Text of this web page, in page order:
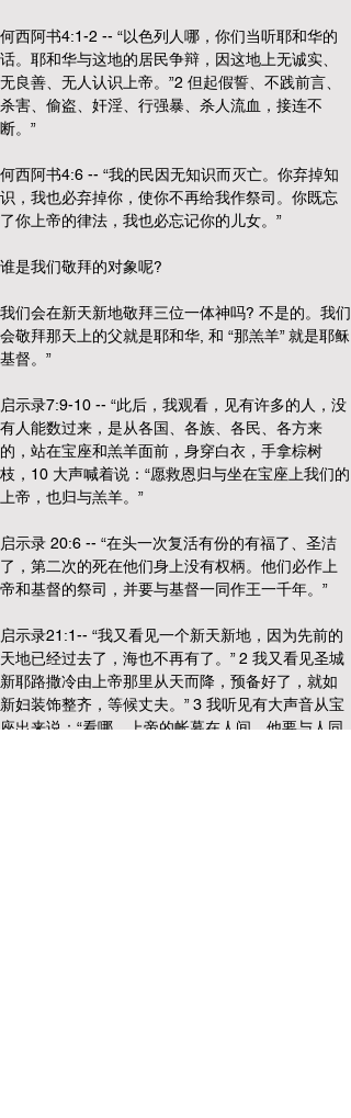
何西阿书4:1-2 -- “以色列人哪，你们当听耶和华的
话。耶和华与这地的居民争辩，因这地上无诚实、
无良善、无人认识上帝。”2 但起假誓、不践前言、
杀害、偷盗、奸淫、行强暴、杀人流血，接连不
断。”
何西阿书4:6 -- “我的民因无知识而灭亡。你弃掉知
识，我也必弃掉你，使你不再给我作祭司。你既忘
了你上帝的律法，我也必忘记你的儿女。”
谁是我们敬拜的对象呢?
我们会在新天新地敬拜三位一体神吗? 不是的。我们
会敬拜那天上的父就是耶和华, 和 “那羔羊” 就是耶稣
基督。”
启示录7:9-10 -- “此后，我观看，见有许多的人，没
有人能数过来，是从各国、各族、各民、各方来
的，站在宝座和羔羊面前，身穿白衣，手拿棕树
枝，10 大声喊着说：“愿救恩归与坐在宝座上我们的
上帝，也归与羔羊。”
启示录 20:6 -- “在头一次复活有份的有福了、圣洁
了，第二次的死在他们身上没有权柄。他们必作上
帝和基督的祭司，并要与基督一同作王一千年。”
启示录21:1-- “我又看见一个新天新地，因为先前的
天地已经过去了，海也不再有了。” 2 我又看见圣城
新耶路撒冷由上帝那里从天而降，预备好了，就如
新妇装饰整齐，等候丈夫。” 3 我听见有大声音从宝
座出来说：“看哪，上帝的帐幕在人间。他要与人同